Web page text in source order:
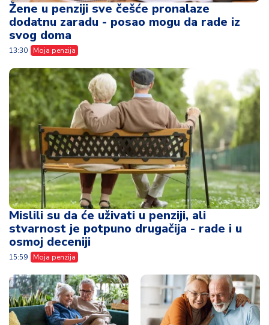
Žene u penziji sve češće pronalaze
dodatnu zaradu - posao mogu da rade iz
svog doma
13:30 Moja penzija
Mislili su da će uživati u penziji, ali
stvarnost je potpuno drugačija - rade i u
osmoj deceniji
15:59 Moja penzija